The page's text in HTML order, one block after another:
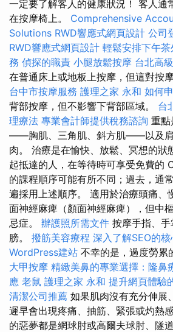
一定要了解客人的健康狀況！ 客人通
在按摩椅上。 Comprehensive
Solutions RWD響應式網頁設計 公司
RWD響應式網頁設計 輕鬆安排下午茶
務 偵探的職責 小腿放鬆按摩 台北高
在普通床上或地板上按摩，但這對按
台中市按摩服務 護理之家 永和 如何
背部按摩，但不影響下背部區域。 台
理療法 專業會計師提供稅務諮詢 重點
——胸肌、三角肌、斜方肌——以及肩
肉。 治療是在愉快、放鬆、冥想的狀
起抵達的人，在等待時可享受免費的
的課程順序可能有所不同；過去，通
遍採用上述順序。 適用於治療頭痛、
面神經麻痺（顏面神經麻痺），但中
忌症。 辦護照所需文件 按摩手指、
膀。 撥筋美容療程 深入了解SEO的核
WordPress建站 不幸的是，過度勞累
大甲按摩 精緻美鼻的專業選擇：隆鼻
應 老鼠 護理之家 永和 提升網頁體驗
清潔公司推薦 如果肌肉沒有充分伸展
遲早會出現疼痛、抽筋、緊張或灼熱
的惡夢都是網球肘或高爾夫球肘、隧